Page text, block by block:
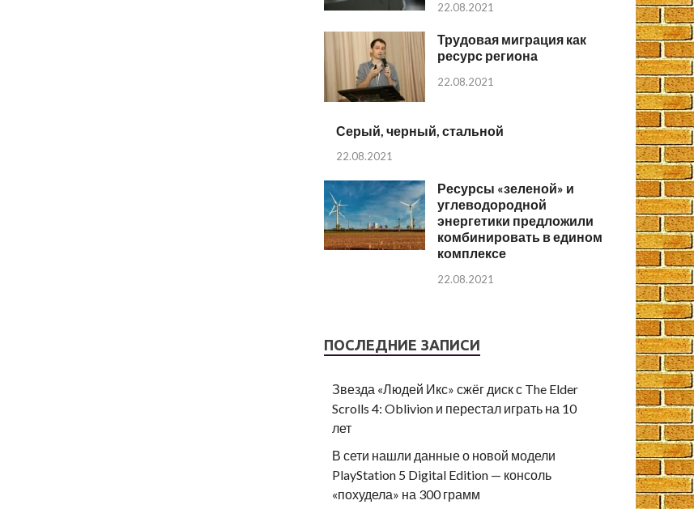
22.08.2021
Трудовая миграция как
ресурс региона
22.08.2021
Серый, черный, стальной
22.08.2021
Ресурсы «зеленой» и
углеводородной
энергетики предложили
комбинировать в едином
комплексе
22.08.2021
ПОСЛЕДНИЕ ЗАПИСИ
Звезда «Людей Икс» сжёг диск с The Elder
Scrolls 4: Oblivion и перестал играть на 10
лет
В сети нашли данные о новой модели
PlayStation 5 Digital Edition — консоль
«похудела» на 300 грамм